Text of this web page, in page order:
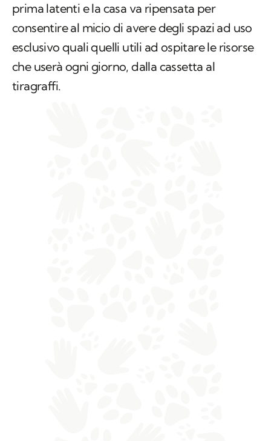
prima latenti e la casa va ripensata per
consentire al micio di avere degli spazi ad uso
esclusivo quali quelli utili ad ospitare le risorse
che userà ogni giorno, dalla cassetta al
tiragraffi.